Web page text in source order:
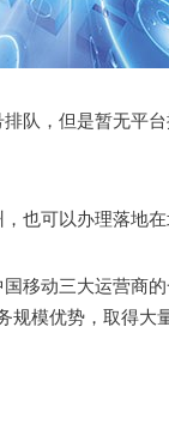
队，但是暂无平
可以办理落地在
动三大运营商
模优势，取得